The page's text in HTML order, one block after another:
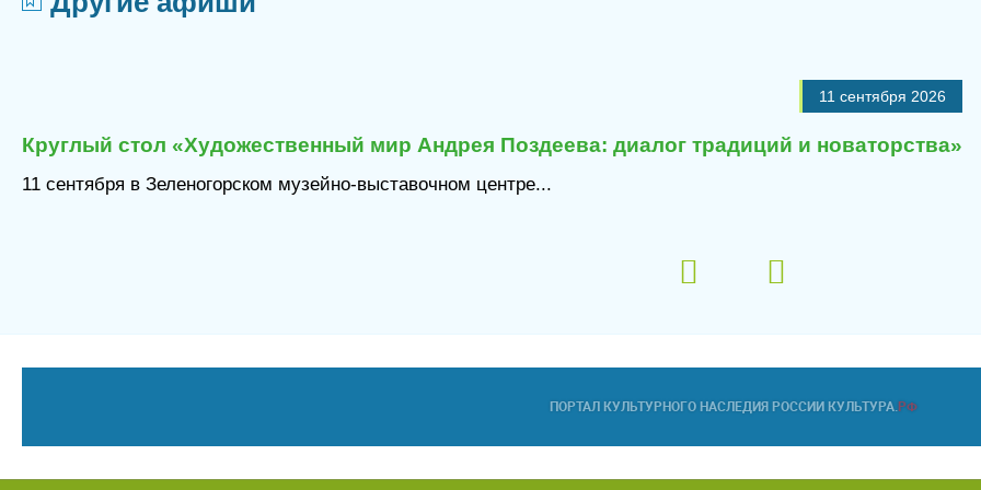
11 сентября 2026
Круглый стол «Художественный мир Андрея Поздеева: диалог традиций и новаторства»
11 сентября в Зеленогорском музейно-выставочном центре...